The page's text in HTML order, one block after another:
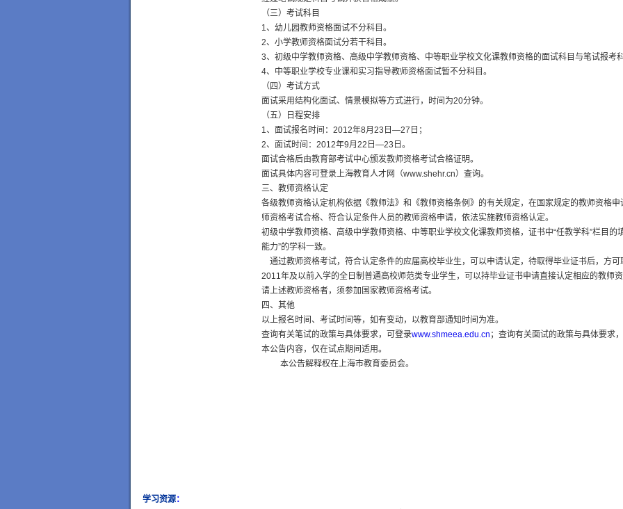
（三）考试科目
1、幼儿园教师资格面试不分科目。
2、小学教师资格面试分若干科目。
3、初级中学教师资格、高级中学教师资格、中等职业学校文化课教师资格的面试科目与笔试报考科
4、中等职业学校专业课和实习指导教师资格面试暂不分科目。
（四）考试方式
面试采用结构化面试、情景模拟等方式进行，时间为20分钟。
（五）日程安排
1、面试报名时间：2012年8月23日—27日；
2、面试时间：2012年9月22日—23日。
面试合格后由教育部考试中心颁发教师资格考试合格证明。
面试具体内容可登录上海教育人才网（www.shehr.cn）查询。
三、教师资格认定
各级教师资格认定机构依据《教师法》和《教师资格条例》的有关规定，在国家规定的教师资格
师资格考试合格、符合认定条件人员的教师资格申请，依法实施教师资格认定。
初级中学教师资格、高级中学教师资格、中等职业学校文化课教师资格，证书中“任教学科”栏目
能力”的学科一致。
通过教师资格考试，符合认定条件的应届高校毕业生，可以申请认定，待取得毕业证书后，方可
2011年及以前入学的全日制普通高校师范类专业学生，可以持毕业证书申请直接认定相应的教师
请上述教师资格者，须参加国家教师资格考试。
四、其他
以上报名时间、考试时间等，如有变动，以教育部通知时间为准。
查询有关笔试的政策与具体要求，可登录www.shmeea.edu.cn ；查询有关面试的政策与具体要求
本公告内容，仅在试点期间适用。
本公告解释权在上海市教育委员会。
学习资源：